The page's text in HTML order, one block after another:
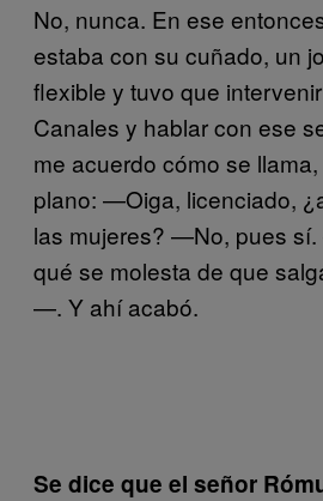
No, nunca. En ese
estaba con su cuñado, un
flexible y tuvo que
Canales y hablar con ese
me acuerdo cómo se
plano: —Oiga, licenciado,
las mujeres? —No, pues
qué se molesta de que
—. Y ahí acabó.
Se dice que el señor